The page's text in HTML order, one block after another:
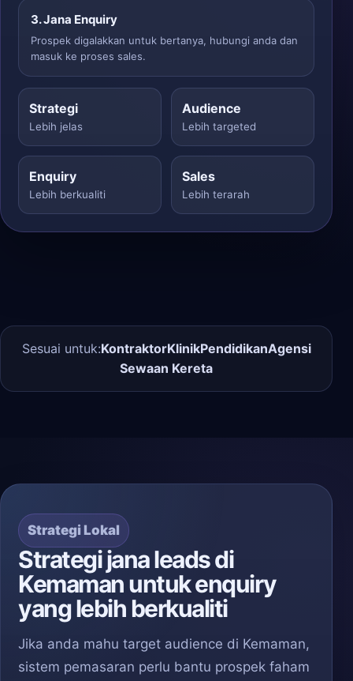
3. Jana Enquiry
Prospek digalakkan untuk bertanya, hubungi anda dan
masuk ke proses sales.
Strategi
Lebih jelas
Audience
Lebih targeted
Enquiry
Lebih berkualiti
Sales
Lebih terarah
Sesuai untuk:KontraktorKlinikPendidikanAgensi
Sewaan Kereta
Strategi Lokal
Strategi jana leads di
Kemaman untuk enquiry
yang lebih berkualiti
Jika anda mahu target audience di Kemaman,
sistem pemasaran perlu bantu prospek faham